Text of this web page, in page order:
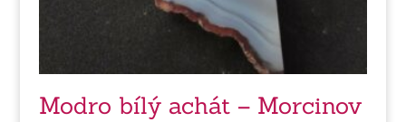
Modro bílý achát – Morcinov